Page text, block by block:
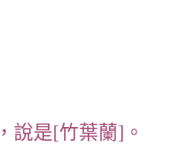
說是[竹葉蘭]。